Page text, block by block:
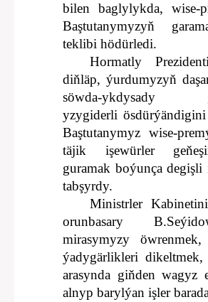
bilen baglylykda, wise-
Baştutanymyzyň
teklibi hödürledi.
Hormatly
diňläp, ýurdumyzyň
söwda-ykdysady
yzygiderli
Baştutanymyz wise-
täjik işewürler
guramak boýunça degişli
tabşyrdy.
Ministrler
orunbasary
mirasymyzy öwrenmek,
ýadygärlikleri
arasynda giňden wagyz
alnyp barylýan işler